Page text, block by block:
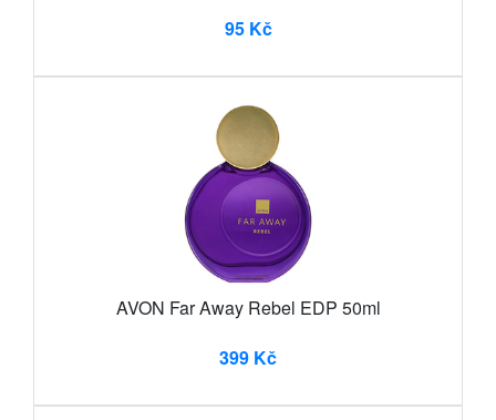
95 Kč
AVON Far Away Rebel EDP 50ml
399 Kč